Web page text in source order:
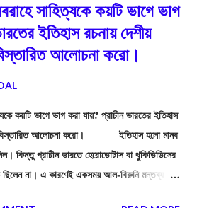
সাহিত্যকে কয়টি ভাগে ভাগ
ইতিহাস রচনায় দেশীয়
আলোচনা করো।
কয়টি ভাগে ভাগ করা যায়? প্রাচীন ভারতের ইতিহাস
বিস্তারিত আলোচনা করো। ইতিহাস হলো মানব
কিন্তু প্রাচীন ভারতে হেরোডোটাস বা থুকিডিডিসের
না। এ কারণেই একসময় আল-বিরুনি মন্তব্য